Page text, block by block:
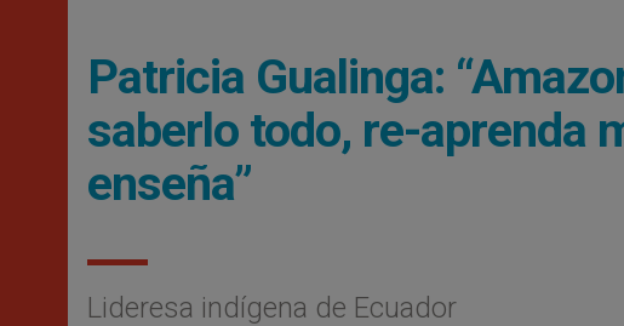
Patricia Gualinga:
saberlo todo, re-aprenda
enseña”
Lideresa indígena de Ecuador